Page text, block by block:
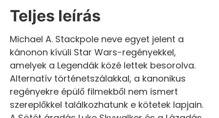
Teljes leírás
Michael A. Stackpole neve egyet jelent a
kánonon kívüli Star Wars-regényekkel,
amelyek a Legendák közé lettek besorolva.
Alternatív történetszálakkal, a kanonikus
regényekre épülő filmekből nem ismert
szereplőkkel találkozhatunk e kötetek lapjain.